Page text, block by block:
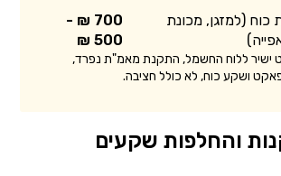
(למזגן, מכונת
700 ₪ -
500 ₪
ישיר ללוח החשמל, התקנת מאמ"ת נפרד,
ושקע כוח, לא כולל חציבה.
והחלפות שקעים